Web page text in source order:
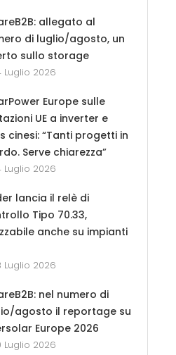
allegato al
di luglio/agosto, un
sullo storage
Luglio 2026
Europe sulle
UE a inverter e
cinesi: “Tanti progetti in
Serve chiarezza”
Luglio 2026
lancia il relè di
Tipo 70.33,
anche su impianti
Luglio 2026
nel numero di
agosto il reportage su
Europe 2026
Luglio 2026